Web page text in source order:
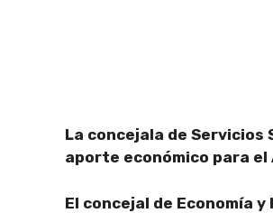
La concejala de Servicios
aporte económico para
El concejal de Economía